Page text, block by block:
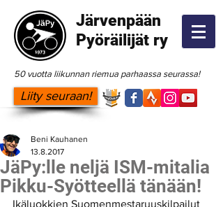
Järvenpään
Pyöräilijät ry
50 vuotta liikunnan riemua parhaassa seurassa!
Liity seuraan!
JäPy:lle neljä ISM-mitalia
Pikku-Syötteellä tänään!
Beni Kauhanen
13.8.2017
Ikäluokkien Suomenmestaruuskilpailut